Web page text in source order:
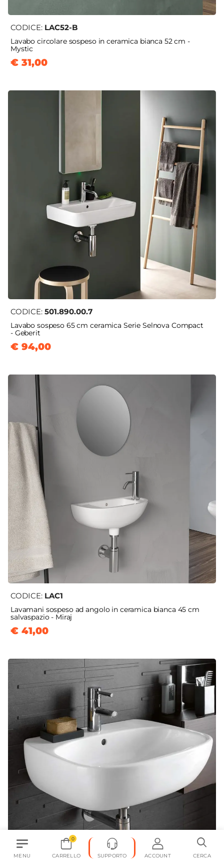
CODICE: LAC52-B
Lavabo circolare sospeso in ceramica bianca 52 cm -
Mystic
€ 31,00
CODICE: 501.890.00.7
Lavabo sospeso 65 cm ceramica Serie Selnova Compact
- Geberit
€ 94,00
CODICE: LAC1
Lavamani sospeso ad angolo in ceramica bianca 45 cm
salvaspazio - Miraj
€ 41,00
MENU
0
CARRELLO SUPPORTO ACCOUNT CERCA